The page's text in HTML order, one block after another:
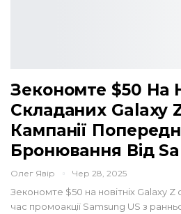
Зекономте $50 На
Складаних Galaxy
Кампанії
Бронювання Від
Олег Явір Чер 28, 2025
Зекономте $50 на новітніх Galaxy
час промоакції Samsung US з